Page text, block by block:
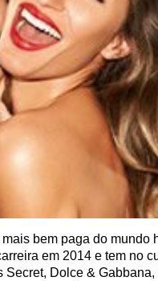
bem paga do mundo
em 2014 e tem no
Secret, Dolce &